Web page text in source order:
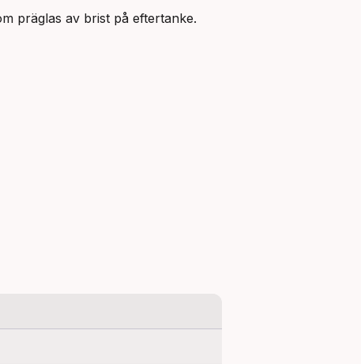
präglas av brist på eftertanke.